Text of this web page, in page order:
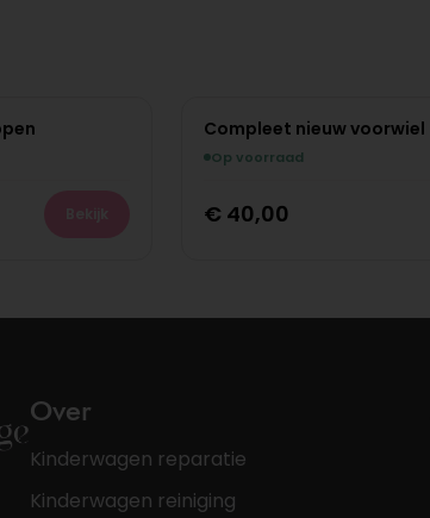
Compleet nieuw voorwiel
Op voorraad
€ 40,00
Over
Kinderwagen reparatie
Kinderwagen reiniging